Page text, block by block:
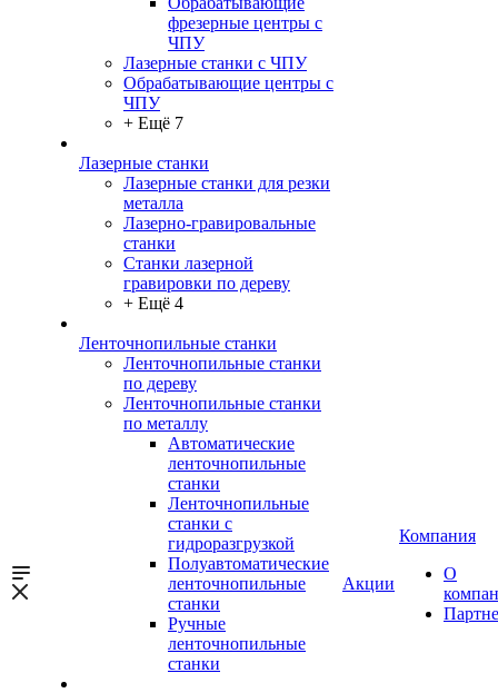
фрезерные центры с
ЧПУ
Лазерные станки с ЧПУ
Обрабатывающие центры с
ЧПУ
+ Ещё 7
Лазерные станки
Лазерные станки для резки
металла
Лазерно-гравировальные
станки
Станки лазерной
гравировки по дереву
+ Ещё 4
Ленточнопильные станки
Ленточнопильные станки
по дереву
Ленточнопильные станки
по металлу
Автоматические
ленточнопильные
станки
Ленточнопильные
станки с
гидроразгрузкой
Полуавтоматические
ленточнопильные
станки
Ручные
ленточнопильные
станки
Акции
Компания
О